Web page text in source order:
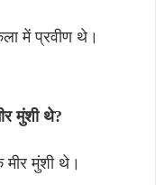
में प्रवीण थे।
मुंशी थे?
मीर मुंशी थे।